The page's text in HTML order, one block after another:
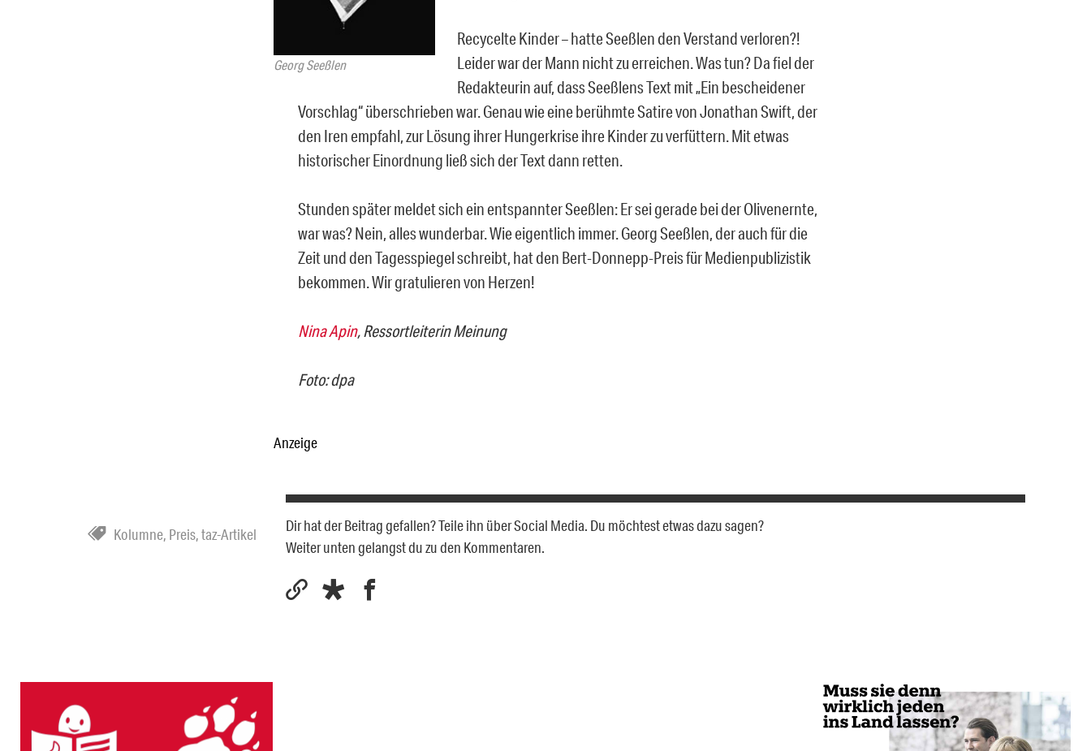
Georg Seeßlen
Recycelte Kinder – hatte Seeßlen den Verstand verloren?!
Leider war der Mann nicht zu erreichen. Was tun? Da fiel der
Redakteurin auf, dass Seeßlens Text mit „Ein bescheidener
Vorschlag“ überschrieben war. Genau wie eine berühmte Satire von Jonathan Swift, der
den Iren empfahl, zur Lösung ihrer Hungerkrise ihre Kinder zu verfüttern. Mit etwas
historischer Einordnung ließ sich der Text dann retten.
Stunden später meldet sich ein entspannter Seeßlen: Er sei gerade bei der Olivenernte,
war was? Nein, alles wunderbar. Wie eigentlich immer. Georg Seeßlen, der auch für die
Zeit und den Tagesspiegel schreibt, hat den Bert-Donnepp-Preis für Medienpublizistik
bekommen. Wir gratulieren von Herzen!
Nina Apin, Ressortleiterin Meinung
Foto: dpa
Anzeige
Kolumne, Preis,taz-Artikel
Dir hat der Beitrag gefallen? Teile ihn über Social Media. Du möchtest etwas dazu sagen?
Weiter unten gelangst du zu den Kommentaren.